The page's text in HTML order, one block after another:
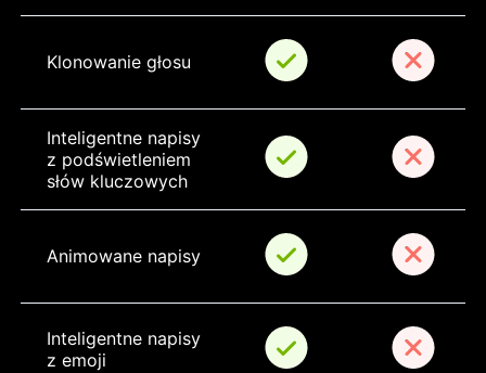
Klonowanie głosu
Inteligentne napisy
z podświetleniem
słów kluczowych
Animowane napisy
Inteligentne napisy
z emoji